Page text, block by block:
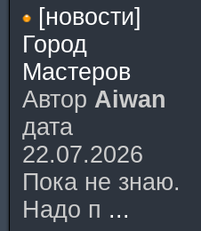
[новости]
Город
Мастеров
Автор Aiwan
дата
22.07.2026
Пока не знаю.
Надо п ...